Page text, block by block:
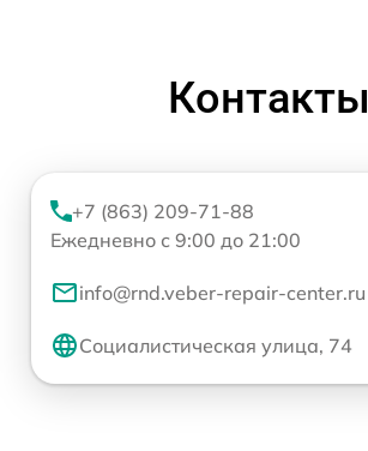
Контакты
+7 (863) 209-71-88
Ежедневно с 9:00 до 21:00
info@rnd.veber-repair-center.ru
Социалистическая улица, 74